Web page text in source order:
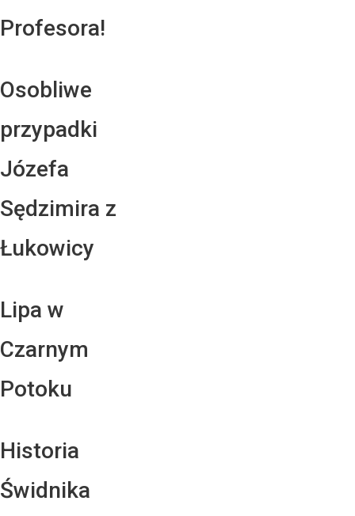
Profesora!
Osobliwe
przypadki
Józefa
Sędzimira z
Łukowicy
Lipa w
Czarnym
Potoku
Historia
Świdnika